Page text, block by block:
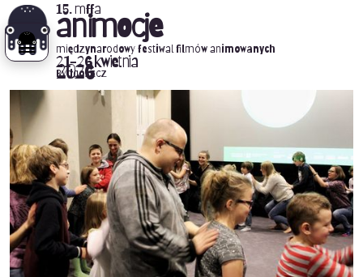
15. mffa
animocje
2026
międzynarodowy festiwal filmów animowanych
21-26 kwietnia
Bydgoszcz